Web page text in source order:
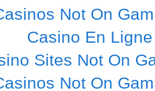
Not On
Casino En Ligne
Sites Not On
Not On